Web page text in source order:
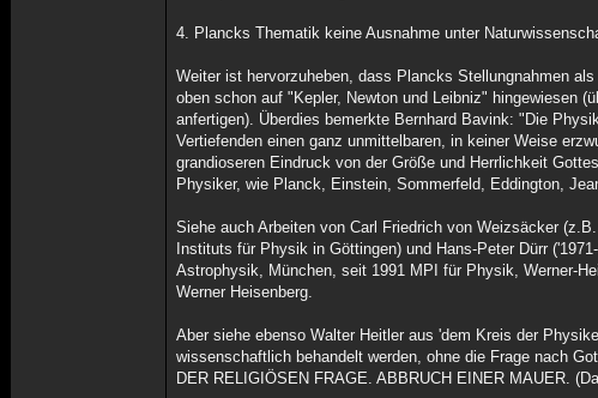
4. Plancks Thematik keine Ausnahme unter
Weiter ist hervorzuheben, dass Plancks Stellungnahmen
oben schon auf "Kepler, Newton und Leibniz" hingewiesen
anfertigen). Überdies bemerkte Bernhard Bavink: "Die
Vertiefenden einen ganz unmittelbaren, in keiner Weise
grandioseren Eindruck von der Größe und Herrlichkeit
Physiker, wie Planck, Einstein, Sommerfeld, Eddington,
Siehe auch Arbeiten von Carl Friedrich von Weizsäcker
Instituts für Physik in Göttingen) und Hans-Peter Dürr
Astrophysik, München, seit 1991 MPI für Physik, Werner-
Werner Heisenberg.
Aber siehe ebenso Walter Heitler aus 'dem Kreis der
wissenschaftlich behandelt werden, ohne die Frage nach
DER RELIGIÖSEN FRAGE. ABBRUCH EINER MAUER.